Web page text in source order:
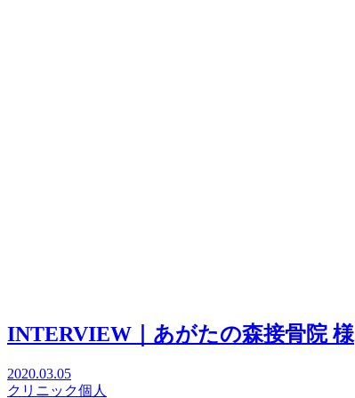
INTERVIEW｜あがたの森接骨院 様
2020.03.05
クリニック個人